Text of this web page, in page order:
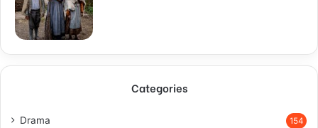
Categories
Drama 154